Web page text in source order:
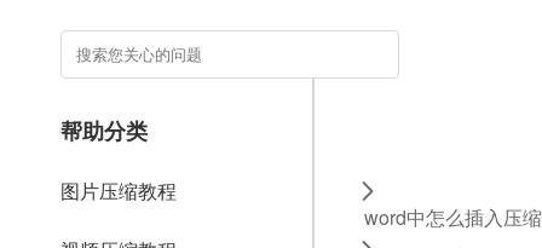
帮助分类
图片压缩教程
word中怎么插入压